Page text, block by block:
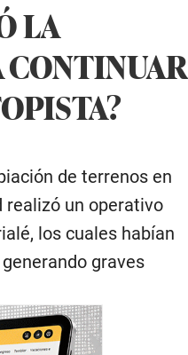
LA
de terrenos en
realizó un operativo
los cuales habían
graves